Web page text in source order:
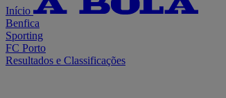
Início
Benfica
Sporting
FC Porto
Resultados e Classificações